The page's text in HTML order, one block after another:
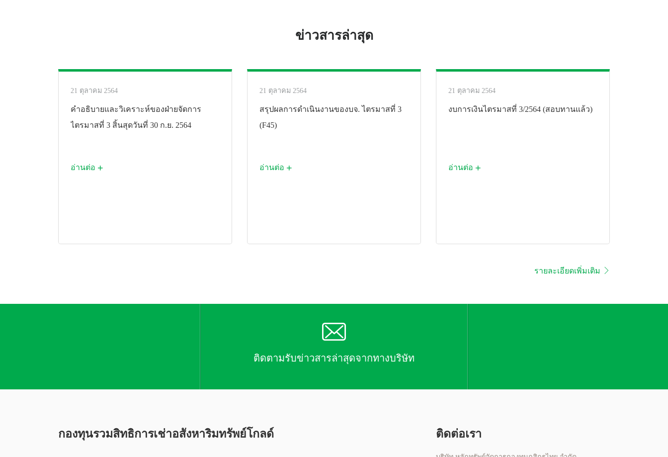
ข่าวสารล่าสุด
21 ตุลาคม 2564
คำอธิบายและวิเคราะห์ของฝ่ายจัดการ
ไตรมาสที่ 3 สิ้นสุดวันที่ 30 ก.ย. 2564
อ่านต่อ
21 ตุลาคม 2564
สรุปผลการดำเนินงานของบจ. ไตรมาสที่ 3
(F45)
อ่านต่อ
21 ตุลาคม 2564
งบการเงินไตรมาสที่ 3/2564 (สอบทานแล้ว)
อ่านต่อ
รายละเอียดเพิ่มเติม
ติดตามรับข่าวสารล่าสุดจากทางบริษัท
กองทุนรวมสิทธิการเช่าอสังหาริมทรัพย์โกลด์ ติดต่อเรา
ประเมิน ปรับปรุง และพัฒนาเนื้อหาสินค้า/บริการและเว็บไซต์ของเราเพื่อเพิ่ม
ประสบการณ์ที่ดีในการใช้เว็บไซต์ของท่าน ทั้งนี้ หากท่านไม่ยินยอมให้เราใช้คุกกี้